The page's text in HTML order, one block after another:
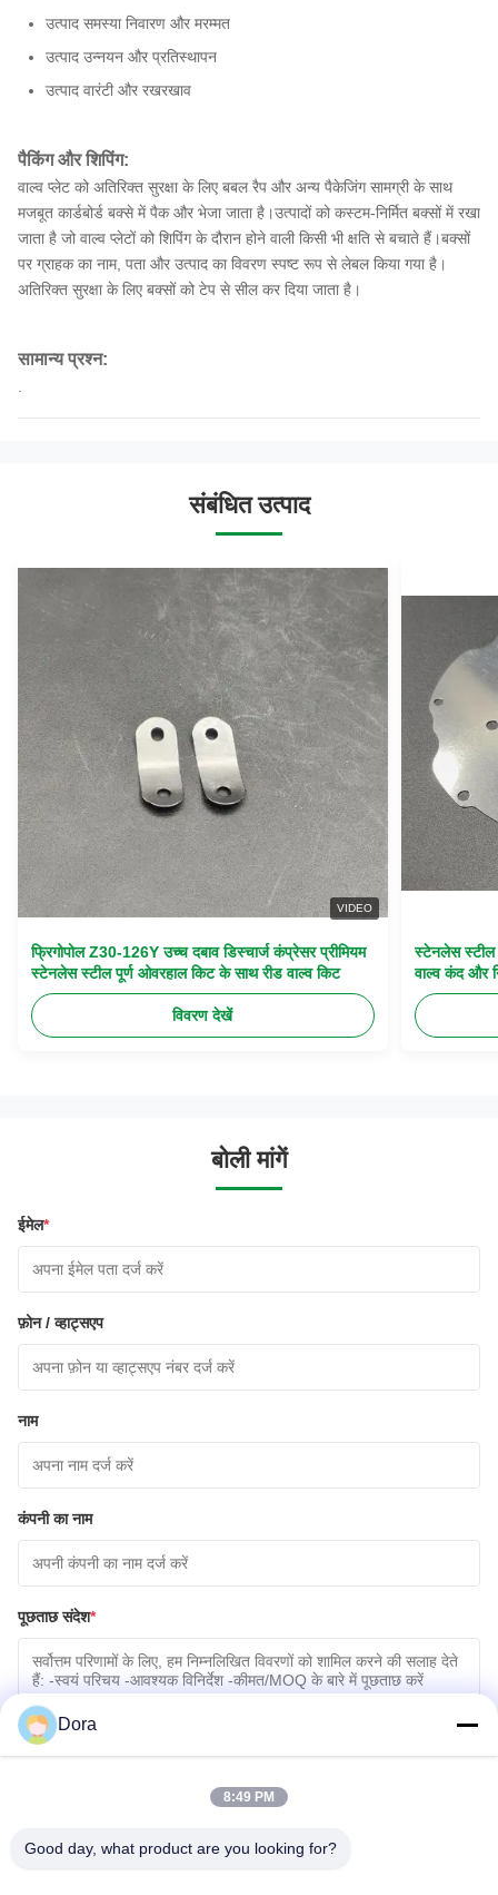
उत्पाद समस्या निवारण और मरम्मत
उत्पाद उन्नयन और प्रतिस्थापन
उत्पाद वारंटी और रखरखाव
पैकिंग और शिपिंग:
वाल्व प्लेट को अतिरिक्त सुरक्षा के लिए बबल रैप और अन्य पैकेजिंग सामग्री के साथ
मजबूत कार्डबोर्ड बक्से में पैक और भेजा जाता है।उत्पादों को कस्टम-निर्मित बक्सों में रखा
जाता है जो वाल्व प्लेटों को शिपिंग के दौरान होने वाली किसी भी क्षति से बचाते हैं।बक्सों
पर ग्राहक का नाम, पता और उत्पाद का विवरण स्पष्ट रूप से लेबल किया गया है।
अतिरिक्त सुरक्षा के लिए बक्सों को टेप से सील कर दिया जाता है।
सामान्य प्रश्न:
संबंधित उत्पाद
VIDEO
फ्रिगोपोल Z30-126Y उच्च दबाव डिस्चार्ज कंप्रेसर प्रीमियम
स्टेनलेस स्टील पूर्ण ओवरहाल किट के साथ रीड वाल्व किट
विवरण देखें
स्टेनलेस स्टील
वाल्व कंद और
बोली मांगें
ईमेल*
फ़ोन / व्हाट्सएप
नाम
कंपनी का नाम
पूछताछ संदेश*
फ़ाइलें चुनें
Dora
8:49 PM
Good day, what product are you looking for?